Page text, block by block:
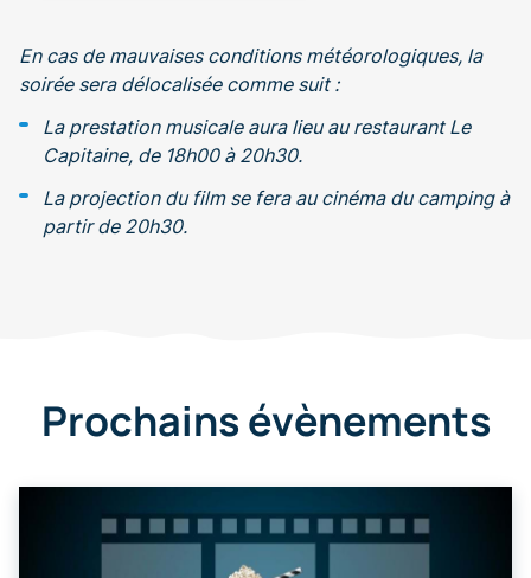
En cas de mauvaises conditions météorologiques, la
soirée sera délocalisée comme suit :
La prestation musicale aura lieu au restaurant Le
Capitaine, de 18h00 à 20h30.
La projection du film se fera au cinéma du camping à
partir de 20h30.
Prochains évènements